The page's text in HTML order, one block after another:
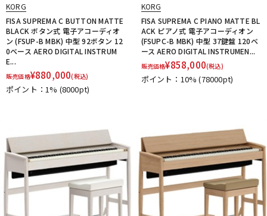
KORG
FISA SUPREMA C BUTTON MATTE
BLACK ボタン式 電子アコーディオ
ン (FSUP-B MBK) 中型 92ボタン 12
0ベース AERO DIGITAL INSTRUM
E...
販売価格¥880,000(税込)
ポイント：1% (8000pt)
KORG
FISA SUPREMA C PIANO MATTE BL
ACK ピアノ式 電子アコーディオン
(FSUPC-B MBK) 中型 37鍵盤 120ベ
ース AERO DIGITAL INSTRUMEN...
販売価格¥858,000(税込)
ポイント：10%(78000pt)